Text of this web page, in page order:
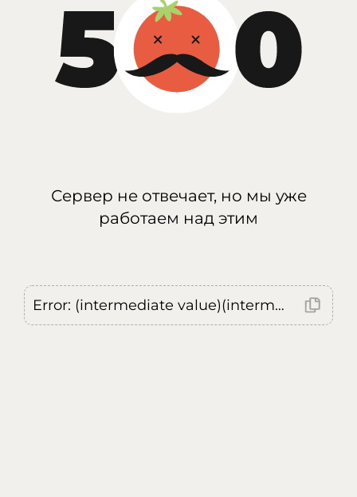
Сервер не отвечает, но мы уже
работаем над этим
Error: (intermediate value)(intermediate value)(intermediate value).replaceAll is not a function